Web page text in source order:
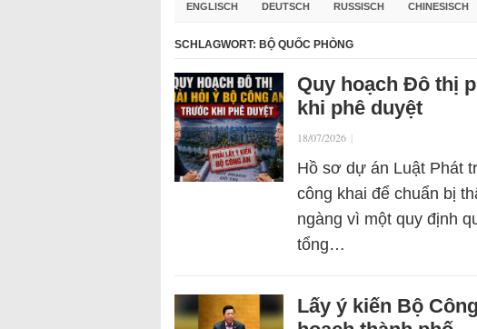
ENGLISCH DEUTSCH RUSSISCH CHINESISCH
SCHLAGWORT: BỘ QUỐC PHÒNG
Quy hoạch Đô thị
khi phê duyệt
18/07/2026 |
Hồ sơ dự án Luật Phát
công khai để chuẩn bị
ngàng vì một quy định
tổng…
Lấy ý kiến Bộ